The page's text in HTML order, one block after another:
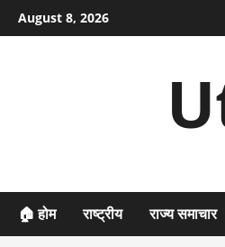
Skip
to
August 8, 2026
🏠 होम राष्ट्रीय राज्य समाचार